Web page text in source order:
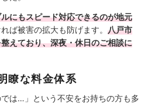
にもスピード対応できるのが地元
ば被害の拡大も防げます。 八戸市
えており、深夜・休日のご相談に
瞭な料金体系
では…」という不安をお持ちの方も多